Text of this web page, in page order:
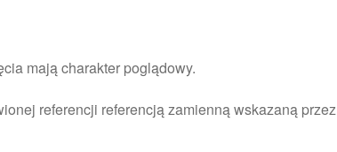
mają charakter poglądowy.
referencji referencją zamienną wskazaną przez